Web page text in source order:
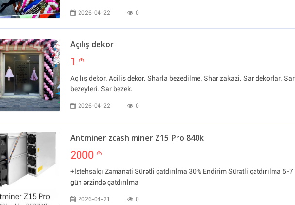
2026-04-22 0
Açılış dekor
1 m
Açılış dekor. Acilis dekor. Sharla bezedilme. Shar zakazi. Sar dekorlar. Sar
bezeyleri. Sar bezek.
2026-04-22 0
Antminer zcash miner Z15 Pro 840k
2000 m
+İstehsalçı Zəmanəti Sürətli çatdırılma 30% Endirim Sürətli çatdırılma 5-7
gün ərzində çatdırılma
2026-04-21 0